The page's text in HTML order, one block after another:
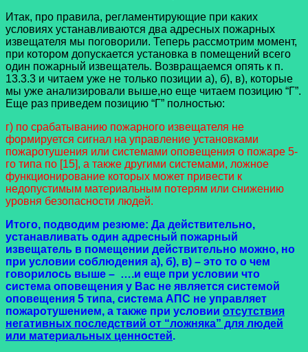
Итак, про правила, регламентирующие при каких
условиях устанавливаются два адресных пожарных
извещателя мы поговорили. Теперь рассмотрим момент,
при котором допускается установка в помещений всего
один пожарный извещатель. Возвращаемся опять к п.
13.3.3 и читаем уже не только позиции а), б), в), которые
мы уже анализировали выше,но еще читаем позицию “Г”.
Еще раз приведем позицию “Г” полностью:
г) по срабатыванию пожарного извещателя не
формируется сигнал на управление установками
пожаротушения или системами оповещения о пожаре 5-
го типа по [15], а также другими системами, ложное
функционирование которых может привести к
недопустимым материальным потерям или снижению
уровня безопасности людей.
Итого, подводим резюме: Да действительно,
устанавливать один адресный пожарный
извещатель в помещении действительно можно, но
при условии соблюдения а), б), в) – это то о чем
говорилось выше – ….и еще при условии что
система оповещения у Вас не является системой
оповещения 5 типа, система АПС не управляет
пожаротушением, а также при условии отсутствия
негативных последствий от “ложняка” для людей
или материальных ценностей.